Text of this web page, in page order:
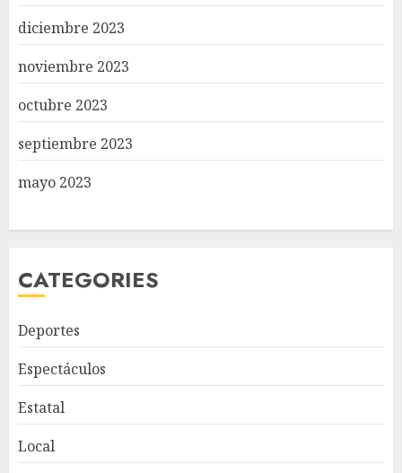
diciembre 2023
noviembre 2023
octubre 2023
septiembre 2023
mayo 2023
CATEGORIES
Deportes
Espectáculos
Estatal
Local